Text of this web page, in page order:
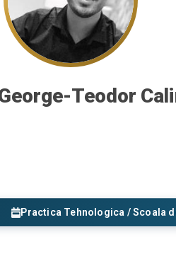
Teodor
Practica Tehnologica / Scoala